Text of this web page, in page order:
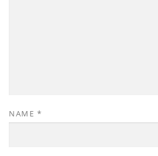
NAME *